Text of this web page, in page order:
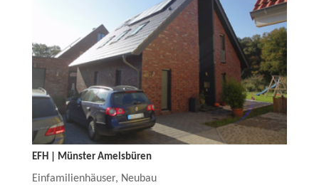
EFH | Münster Amelsbüren
Einfamilienhäuser, Neubau